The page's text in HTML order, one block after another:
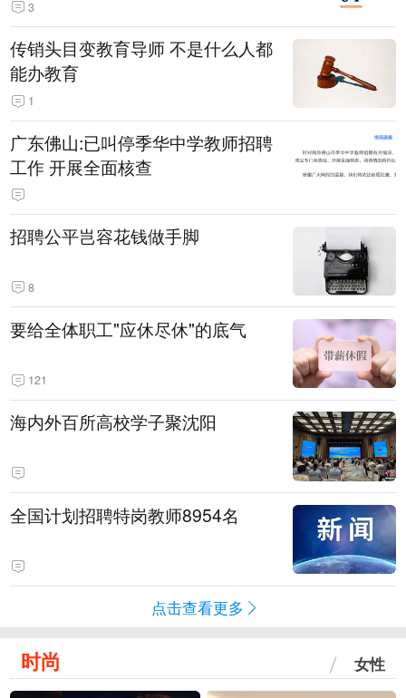
3
传销头目变教育导师 不是什么人都
能办教育
1
广东佛山:已叫停季华中学教师招聘
工作 开展全面核查
招聘公平岂容花钱做手脚
8
要给全体职工"应休尽休"的底气
121
海内外百所高校学子聚沈阳
全国计划招聘特岗教师8954名
点击查看更多
时尚 女性